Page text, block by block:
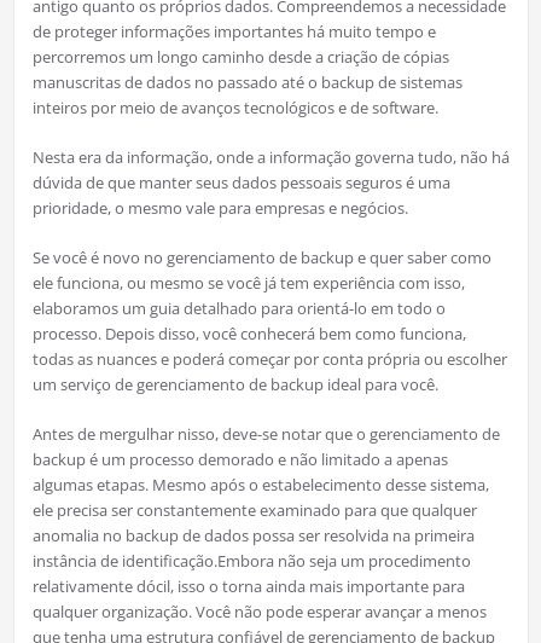
antigo quanto os próprios dados. Compreendemos a necessidade
de proteger informações importantes há muito tempo e
percorremos um longo caminho desde a criação de cópias
manuscritas de dados no passado até o backup de sistemas
inteiros por meio de avanços tecnológicos e de software.
Nesta era da informação, onde a informação governa tudo, não há
dúvida de que manter seus dados pessoais seguros é uma
prioridade, o mesmo vale para empresas e negócios.
Se você é novo no gerenciamento de backup e quer saber como
ele funciona, ou mesmo se você já tem experiência com isso,
elaboramos um guia detalhado para orientá-lo em todo o
processo. Depois disso, você conhecerá bem como funciona,
todas as nuances e poderá começar por conta própria ou escolher
um serviço de gerenciamento de backup ideal para você.
Antes de mergulhar nisso, deve-se notar que o gerenciamento de
backup é um processo demorado e não limitado a apenas
algumas etapas. Mesmo após o estabelecimento desse sistema,
ele precisa ser constantemente examinado para que qualquer
anomalia no backup de dados possa ser resolvida na primeira
instância de identificação.Embora não seja um procedimento
relativamente dócil, isso o torna ainda mais importante para
qualquer organização. Você não pode esperar avançar a menos
que tenha uma estrutura confiável de gerenciamento de backup